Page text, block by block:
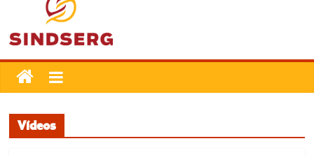
SindSerg
Guamaré
Sindicato
Vídeos